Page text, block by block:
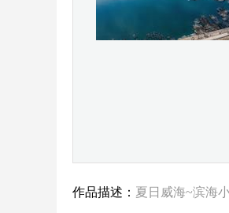
作品描述： 夏日威海~滨海